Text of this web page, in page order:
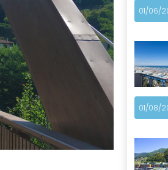
01/06/
01/08/